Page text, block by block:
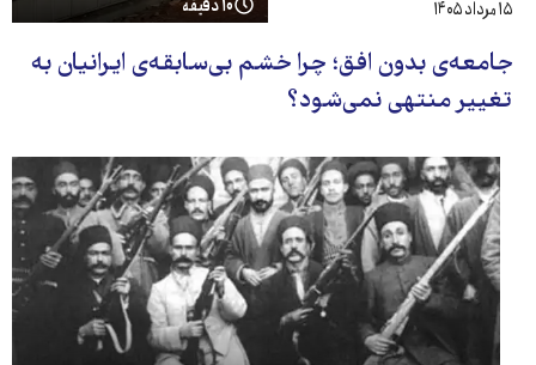
جامعه‌ی بدون افق؛ چرا خشم بی‌سابقه‌ی ایرانیان به
تغییر منتهی نمی‌شود؟
۱۵ مرداد ۱۴۰۵ ۱۰ دقیقه